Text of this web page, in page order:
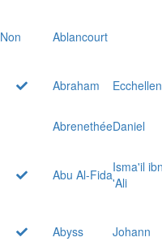
Non
Ablancourt
Abraham
AbrenethéeDaniel
Abu Al-FidaIsma'il
'Ali
Abyss
Johann